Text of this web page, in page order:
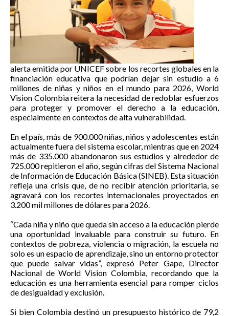
alerta emitida por UNICEF sobre los recortes globales en la
financiación educativa que podrían dejar sin estudio a 6
millones de niñas y niños en el mundo para 2026, World
Vision Colombia reitera la necesidad de redoblar esfuerzos
para proteger y promover el derecho a la educación,
especialmente en contextos de alta vulnerabilidad.
En el país, más de 900.000 niñas, niños y adolescentes están
actualmente fuera del sistema escolar, mientras que en 2024
más de 335.000 abandonaron sus estudios y alrededor de
725.000 repitieron el año, según cifras del Sistema Nacional
de Información de Educación Básica (SINEB). Esta situación
refleja una crisis que, de no recibir atención prioritaria, se
agravará con los recortes internacionales proyectados en
3.200 mil millones de dólares para 2026.
“Cada niña y niño que queda sin acceso a la educación pierde
una oportunidad invaluable para construir su futuro. En
contextos de pobreza, violencia o migración, la escuela no
solo es un espacio de aprendizaje, sino un entorno protector
que puede salvar vidas”, expresó Peter Gape, Director
Nacional de World Vision Colombia, recordando que la
educación es una herramienta esencial para romper ciclos
de desigualdad y exclusión.
Si bien Colombia destinó un presupuesto histórico de 79,2